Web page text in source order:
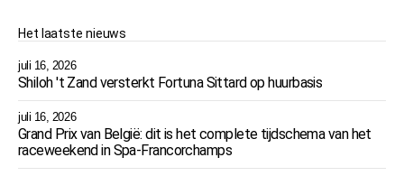
Het laatste nieuws
juli 16, 2026
Shiloh 't Zand versterkt Fortuna Sittard op huurbasis
juli 16, 2026
Grand Prix van België: dit is het complete tijdschema van het
raceweekend in Spa-Francorchamps